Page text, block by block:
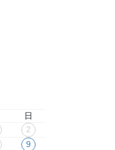
日
2
9